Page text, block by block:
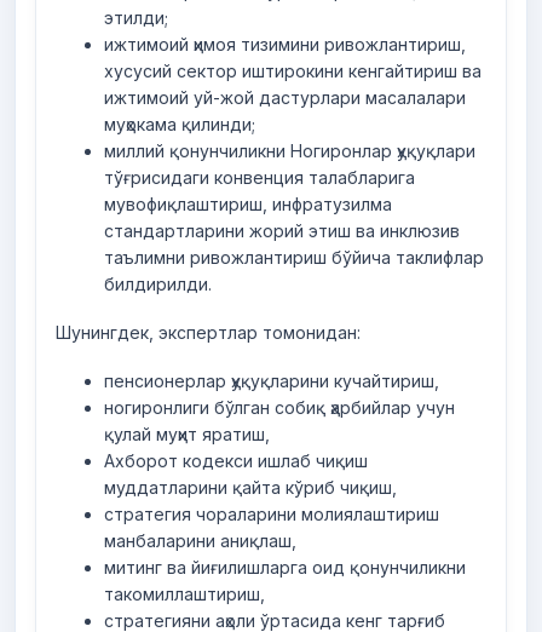
этилди;
ижтимоий ҳимоя тизимини ривожлантириш,
хусусий сектор иштирокини кенгайтириш ва
ижтимоий уй-жой дастурлари масалалари
муҳокама қилинди;
миллий қонунчиликни Ногиронлар ҳуқуқлари
тўғрисидаги конвенция талабларига
мувофиқлаштириш, инфратузилма
стандартларини жорий этиш ва инклюзив
таълимни ривожлантириш бўйича таклифлар
билдирилди.
Шунингдек, экспертлар томонидан:
пенсионерлар ҳуқуқларини кучайтириш,
ногиронлиги бўлган собиқ ҳарбийлар учун
қулай муҳит яратиш,
Ахборот кодекси ишлаб чиқиш
муддатларини қайта кўриб чиқиш,
стратегия чораларини молиялаштириш
манбаларини аниқлаш,
митинг ва йиғилишларга оид қонунчиликни
такомиллаштириш,
стратегияни аҳоли ўртасида кенг тарғиб